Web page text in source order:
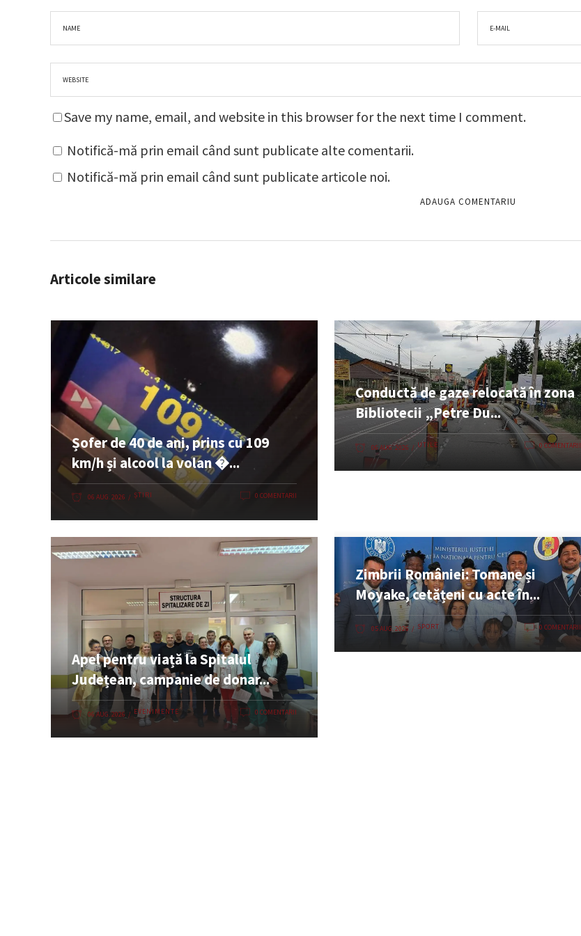
Save my name, email, and website in this browser for the next time I comment.
Notifică-mă prin email când sunt publicate alte comentarii.
Notifică-mă prin email când sunt publicate articole noi.
Articole similare
Șofer de 40 de ani, prins cu 109
km/h și alcool la volan �...
06 AUG. 2026 ȘTIRI 0 COMENTARII
Conductă de gaze relocată în zona
Bibliotecii „Petre Du...
06 AUG. 2026 UTILE 0 COMENTARII
Apel pentru viață la Spitalul
Județean, campanie de donar...
06 AUG. 2026 EVENIMENTE 0 COMENTARII
Zimbrii României: Tomane și
Moyake, cetățeni cu acte în...
05 AUG. 2026 SPORT 0 COMENTARII